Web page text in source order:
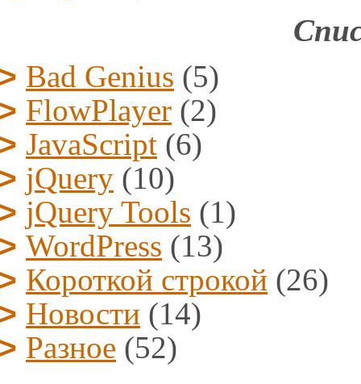
Bad Genius (5)
FlowPlayer (2)
JavaScript (6)
jQuery (10)
jQuery Tools (1)
WordPress (13)
Короткой строкой (26)
Новости (14)
Разное (52)